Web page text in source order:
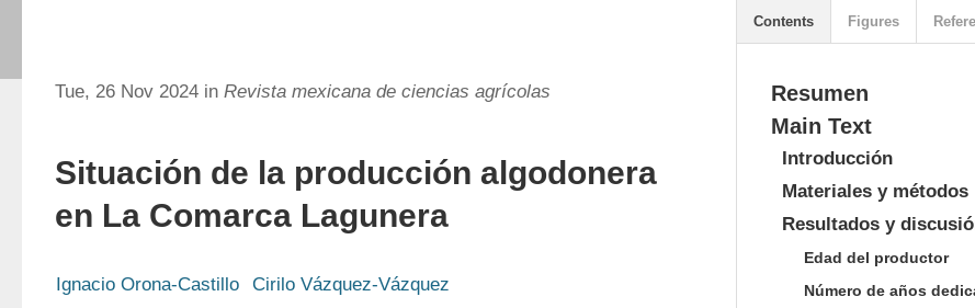
Tue, 26 Nov 2024 in Revista mexicana de ciencias agrícolas
Situación de la producción algodonera
en La Comarca Lagunera
Ignacio Orona-Castillo
Cirilo Vázquez-Vázquez
Resumen
Main Text
Introducción
Materiales y métodos
Resultados y
Edad del productor
Número de años
Contents Figures